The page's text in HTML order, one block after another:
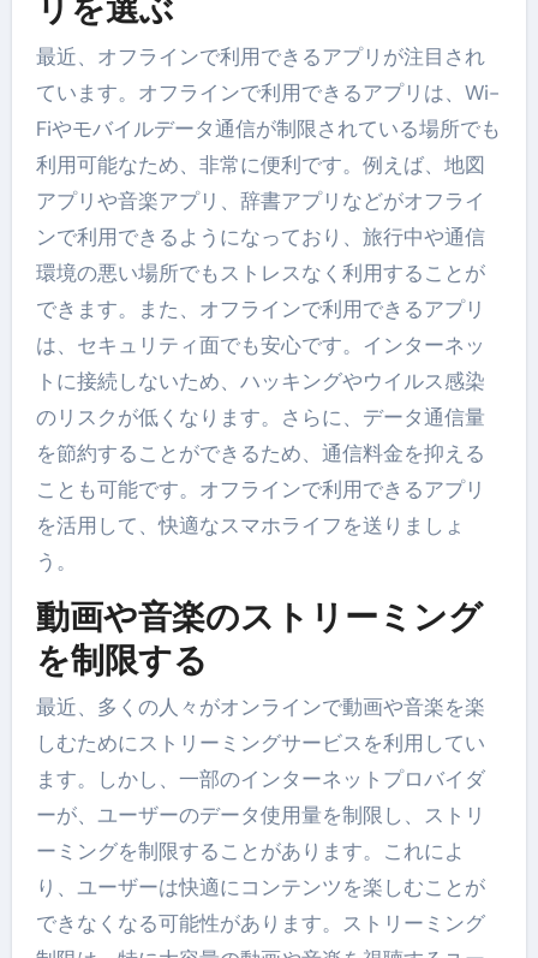
リを選ぶ
最近、オフラインで利用できるアプリが注目され
ています。オフラインで利用できるアプリは、Wi-
Fiやモバイルデータ通信が制限されている場所でも
利用可能なため、非常に便利です。例えば、地図
アプリや音楽アプリ、辞書アプリなどがオフライ
ンで利用できるようになっており、旅行中や通信
環境の悪い場所でもストレスなく利用することが
できます。また、オフラインで利用できるアプリ
は、セキュリティ面でも安心です。インターネッ
トに接続しないため、ハッキングやウイルス感染
のリスクが低くなります。さらに、データ通信量
を節約することができるため、通信料金を抑える
ことも可能です。オフラインで利用できるアプリ
を活用して、快適なスマホライフを送りましょ
う。
動画や音楽のストリーミング
を制限する
最近、多くの人々がオンラインで動画や音楽を楽
しむためにストリーミングサービスを利用してい
ます。しかし、一部のインターネットプロバイダ
ーが、ユーザーのデータ使用量を制限し、ストリ
ーミングを制限することがあります。これによ
り、ユーザーは快適にコンテンツを楽しむことが
できなくなる可能性があります。ストリーミング